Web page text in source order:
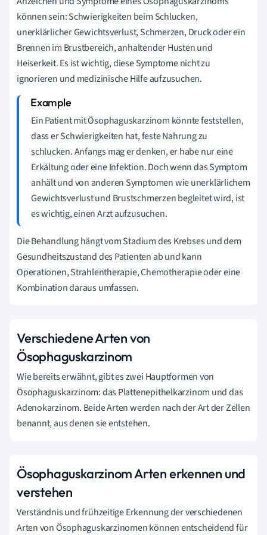
können sein: Schwierigkeiten beim Schlucken,
unerklärlicher Gewichtsverlust, Schmerzen, Druck oder ein
Brennen im Brustbereich, anhaltender Husten und
Heiserkeit. Es ist wichtig, diese Symptome nicht zu
ignorieren und medizinische Hilfe aufzusuchen.
Ein Patient mit Ösophaguskarzinom könnte feststellen,
dass er Schwierigkeiten hat, feste Nahrung zu
schlucken. Anfangs mag er denken, er habe nur eine
Erkältung oder eine Infektion. Doch wenn das Symptom
anhält und von anderen Symptomen wie unerklärlichem
Gewichtsverlust und Brustschmerzen begleitet wird, ist
es wichtig, einen Arzt aufzusuchen.
Die Behandlung hängt vom Stadium des Krebses und dem
Gesundheitszustand des Patienten ab und kann
Operationen, Strahlentherapie, Chemotherapie oder eine
Kombination daraus umfassen.
Verschiedene Arten von
Ösophaguskarzinom
Wie bereits erwähnt, gibt es zwei Hauptformen von
Ösophaguskarzinom: das Plattenepithelkarzinom und das
Adenokarzinom. Beide Arten werden nach der Art der Zellen
benannt, aus denen sie entstehen.
Ösophaguskarzinom Arten erkennen und
verstehen
Verständnis und frühzeitige Erkennung der verschiedenen
Arten von Ösophaguskarzinomen können entscheidend für